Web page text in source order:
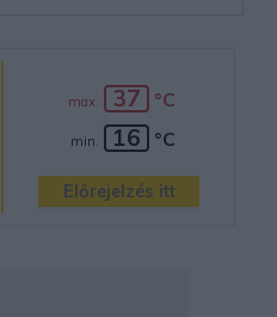
max. 37 °C
min. 16 °C
Előrejelzés itt